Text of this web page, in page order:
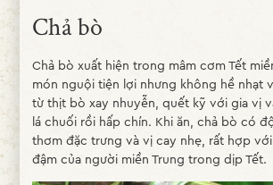
Chả bò
Chả bò xuất hiện trong mâm cơm Tết
món nguội tiện lợi nhưng không hề nhạt
từ thịt bò xay nhuyễn, quết kỹ với gia vị
lá chuối rồi hấp chín. Khi ăn, chả bò có
thơm đặc trưng và vị cay nhẹ, rất hợp
đậm của người miền Trung trong dịp Tết.